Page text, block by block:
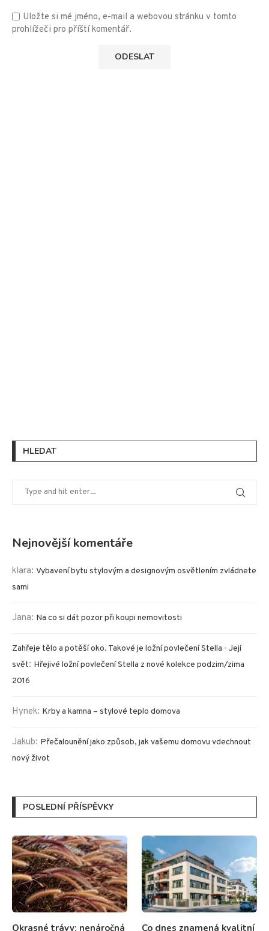
Uložte si mé jméno, e-mail a webovou stránku v tomto
prohlížeči pro příští komentář.
HLEDAT
Nejnovější komentáře
klara: Vybavení bytu stylovým a designovým osvětlením zvládnete
sami
Jana: Na co si dát pozor při koupi nemovitosti
Zahřeje tělo a potěší oko. Takové je ložní povlečení Stella - Její
svět: Hřejivé ložní povlečení Stella z nové kolekce podzim/zima
2016
Hynek: Krby a kamna – stylové teplo domova
Jakub: Přečalounění jako způsob, jak vašemu domovu vdechnout
nový život
POSLEDNÍ PŘÍSPĚVKY
Okrasné trávy: nenáročná Co dnes znamená kvalitní